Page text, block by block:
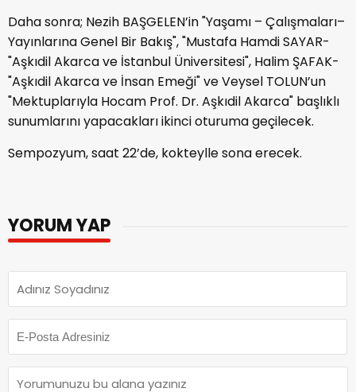
Daha sonra; Nezih BAŞGELEN’in "Yaşamı – Çalışmaları–
Yayınlarına Genel Bir Bakış", "Mustafa Hamdi SAYAR-
"Aşkıdil Akarca ve İstanbul Üniversitesi", Halim ŞAFAK-
"Aşkıdil Akarca ve İnsan Emeği" ve Veysel TOLUN’un
"Mektuplarıyla Hocam Prof. Dr. Aşkıdil Akarca" başlıklı
sunumlarını yapacakları ikinci oturuma geçilecek.
Sempozyum, saat 22’de, kokteylle sona erecek.
YORUM YAP